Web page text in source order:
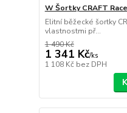
W Šortky CRAFT
Elitní běžecké šortky
vlastnostmi př...
1 490 Kč
1 341 Kč/ks
1 108 Kč bez DPH